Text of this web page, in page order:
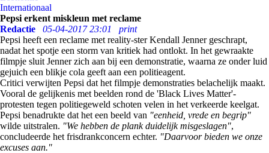
Internationaal
Pepsi erkent miskleun met reclame
Redactie
05-04-2017 23:01
print
Pepsi heeft een reclame met reality-ster Kendall Jenner geschrapt,
nadat het spotje een storm van kritiek had ontlokt. In het gewraakte
filmpje sluit Jenner zich aan bij een demonstratie, waarna ze onder luid
gejuich een blikje cola geeft aan een politieagent.
Critici verwijten Pepsi dat het filmpje demonstraties belachelijk maakt.
Vooral de gelijkenis met beelden rond de 'Black Lives Matter'-
protesten tegen politiegeweld schoten velen in het verkeerde keelgat.
Pepsi benadrukte dat het een beeld van "eenheid, vrede en begrip"
wilde uitstralen. "We hebben de plank duidelijk misgeslagen",
concludeerde het frisdrankconcern echter. "Daarvoor bieden we onze
excuses aan."